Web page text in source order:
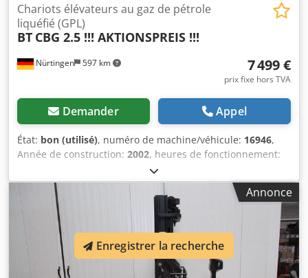
Nürtingen 597 km
Chariots élévateurs au gaz de pétrole
liquéfié (GPL)
BT CBG 2.5 !!! AKTIONSPREIS !!!
7 499 €
prix fixe hors TVA
Demander Appel
État: bon (utilisé), numéro de machine/véhicule: 16946,
Année de construction: 2002, heures de fonctionnement:
2 500 kg
5 000 mm, levée libre:1 680 mm, centre de gravité de la
charge: 500 mm , type de carburant:
, type de mât:
triplex
, hauteur de construction:2 340 mm
, longueur des
fourches:
, taille du pneu avant:
, taille de
pneu arrière:
5.00-10 (mit Federung), poids total: 4 280 kg,
Équipement:
cabine
, 5130119 Dodpsyz E S Ijfx Ahiekr
Numéro de série : 214002
Annonce
Enregistrer la recherche